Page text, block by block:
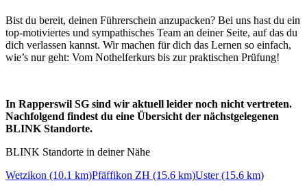
Bist du bereit, deinen Führerschein anzupacken? Bei uns hast du ein
top-motiviertes und sympathisches Team an deiner Seite, auf das du
dich verlassen kannst. Wir machen für dich das Lernen so einfach,
wie’s nur geht: Vom Nothelferkurs bis zur praktischen Prüfung!
In Rapperswil SG sind wir aktuell leider noch nicht vertreten.
Nachfolgend findest du eine Übersicht der nächstgelegenen
BLINK Standorte.
BLINK Standorte in deiner Nähe
Wetzikon (10.1 km)Pfäffikon ZH (15.6 km)Uster (15.6 km)